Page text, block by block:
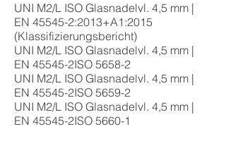
UNI M2/L ISO Glasnadelvl. 4,5 mm |
EN 45545-2:2013+A1:2015
(Klassifizierungsbericht)
UNI M2/L ISO Glasnadelvl. 4,5 mm |
EN 45545-2ISO 5658-2
UNI M2/L ISO Glasnadelvl. 4,5 mm |
EN 45545-2ISO 5659-2
UNI M2/L ISO Glasnadelvl. 4,5 mm |
EN 45545-2ISO 5660-1